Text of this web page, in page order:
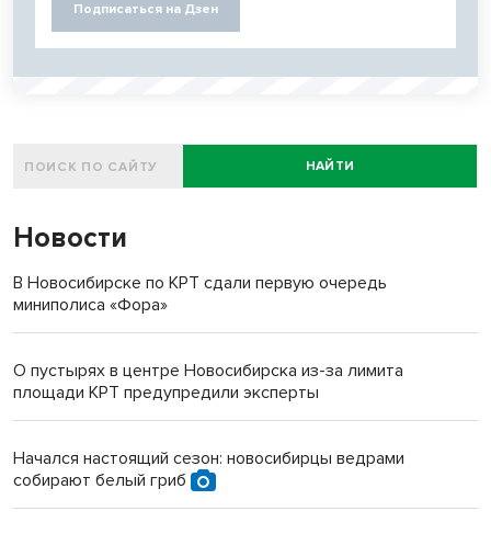
Подписаться на Дзен
НАЙТИ
Новости
В Новосибирске по КРТ сдали первую очередь
миниполиса «Фора»
О пустырях в центре Новосибирска из-за лимита
площади КРТ предупредили эксперты
Начался настоящий сезон: новосибирцы ведрами
собирают белый гриб